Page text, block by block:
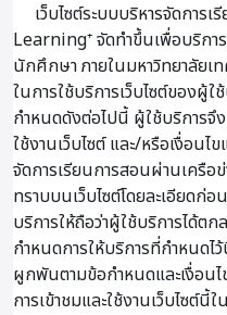
เว็บไซต์ระบบบริหารจัดการ
Learning⁺ จัดทำขึ้นเพื่อบริก
นักศึกษา ภายในมหาวิทยาลัยเ
ในการใช้บริการเว็บไซต์ของผู้ใ
กำหนดดังต่อไปนี้ ผู้ใช้บริการจึ
ใช้งานเว็บไซต์ และ/หรือเงื่อน
จัดการเรียนการสอนผ่านเครือ
ทราบบนเว็บไซต์โดยละเอียดก่
บริการให้ถือว่าผู้ใช้บริการได้ต
กำหนดการให้บริการที่กำหนดไ
ผูกพันตามข้อกำหนดและเงื่อน
การเข้าชมและใช้งานเว็บไซต์นี้